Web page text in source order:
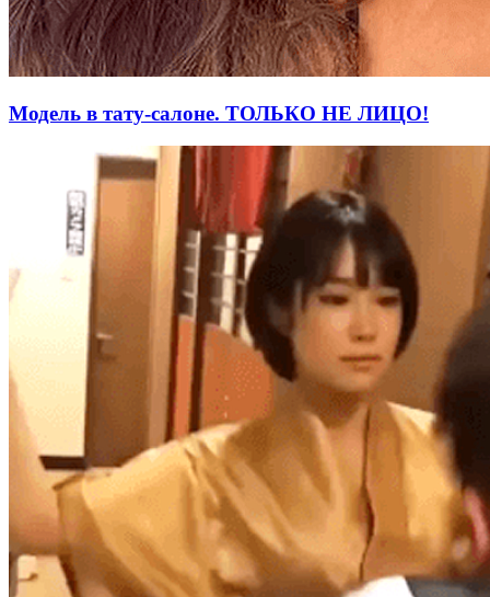
Модель в тату-салоне. ТОЛЬКО НЕ ЛИЦО!